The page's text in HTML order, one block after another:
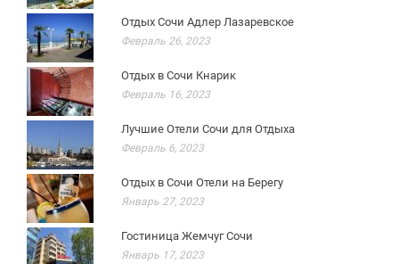
Отдых Сочи Адлер Лазаревское
Февраль 26, 2023
Отдых в Сочи Кнарик
Февраль 16, 2023
Лучшие Отели Сочи для Отдыха
Февраль 6, 2023
Отдых в Сочи Отели на Берегу
Январь 27, 2023
Гостиница Жемчуг Сочи
Январь 17, 2023